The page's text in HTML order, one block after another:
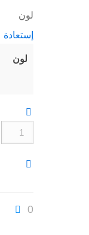
لون
إستعادة
لون
كمية
Zeblaze
Ares
Fashion
0